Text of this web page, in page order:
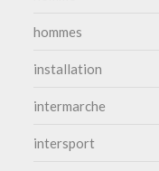
hommes
installation
intermarche
intersport